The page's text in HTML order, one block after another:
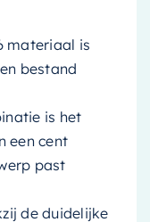
materiaal is
bestand
is het
een cent
past
de duidelijke